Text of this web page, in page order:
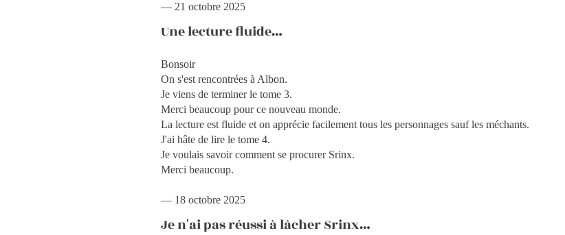
— 21 octobre 2025
Une lecture fluide…
Bonsoir
On s'est rencontrées à Albon.
Je viens de terminer le tome 3.
Merci beaucoup pour ce nouveau monde.
La lecture est fluide et on apprécie facilement tous les personnages sauf les méchants.
J'ai hâte de lire le tome 4.
Je voulais savoir comment se procurer Srinx.
Merci beaucoup.
— 18 octobre 2025
Je n'ai pas réussi à lâcher Srinx…